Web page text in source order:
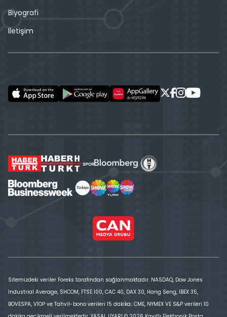
Biyografi
İletişim
Sitemizdeki veriler Foreks tarafından sağlanmaktadır. NASDAQ, Dow Jones
Industrial Average, SHCOM, FTSE 100, CAC 40, DAX 30, Hang Seng, IBEX 35,
BOVESPA, VİOP ve Tahvil-bono verileri 15 dakika; CME, NYMEX VE S&P verileri 10